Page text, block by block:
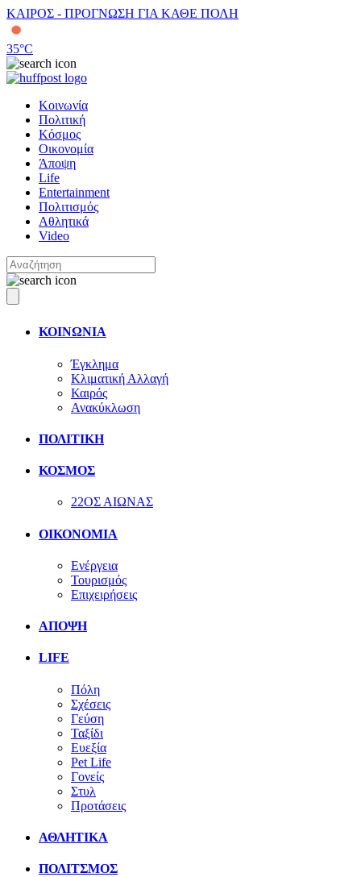
ΚΑΙΡΟΣ - ΠΡΟΓΝΩΣΗ ΓΙΑ ΚΑΘΕ ΠΟΛΗ
35°C
Κοινωνία
Πολιτική
Κόσμος
Οικονομία
Άποψη
Life
Entertainment
Πολιτισμός
Αθλητικά
Video
ΚΟΙΝΩΝΙΑ
Έγκλημα
Κλιματική Αλλαγή
Καιρός
Ανακύκλωση
ΠΟΛΙΤΙΚΗ
ΚΟΣΜΟΣ
22ΟΣ ΑΙΩΝΑΣ
ΟΙΚΟΝΟΜΙΑ
Ενέργεια
Τουρισμός
Επιχειρήσεις
ΑΠΟΨΗ
LIFE
Πόλη
Σχέσεις
Γεύση
Ταξίδι
Ευεξία
Pet Life
Γονείς
Στυλ
Προτάσεις
ΑΘΛΗΤΙΚΑ
ΠΟΛΙΤΣΜΟΣ